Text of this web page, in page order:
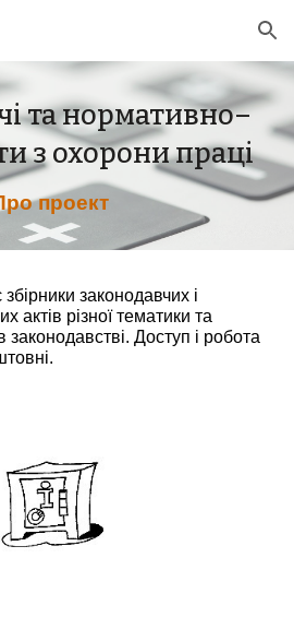
Skip to navigation
та нормативно–
з охорони праці
проект
законодавчих і
актів різної тематики та
законодавстві. Доступ і робота